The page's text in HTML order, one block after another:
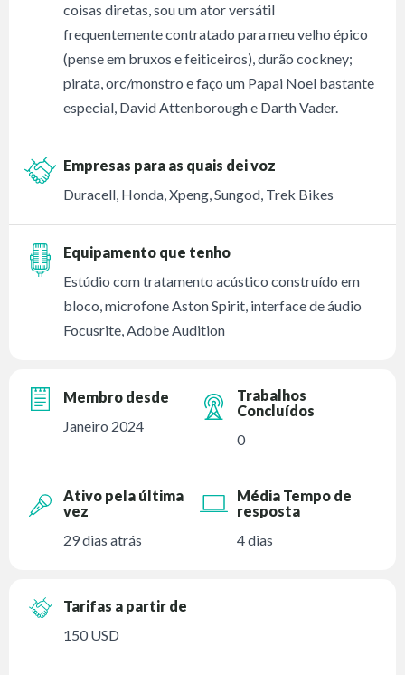
coisas diretas, sou um ator versátil
frequentemente contratado para meu velho épico
(pense em bruxos e feiticeiros), durão cockney;
pirata, orc/monstro e faço um Papai Noel bastante
especial, David Attenborough e Darth Vader.
Empresas para as quais dei voz
Duracell, Honda, Xpeng, Sungod, Trek Bikes
Equipamento que tenho
Estúdio com tratamento acústico construído em
bloco, microfone Aston Spirit, interface de áudio
Focusrite, Adobe Audition
Membro desde
Janeiro 2024
Trabalhos
Concluídos
0
Ativo pela última
vez
29 dias atrás
Média Tempo de
resposta
4 dias
Tarifas a partir de
150 USD